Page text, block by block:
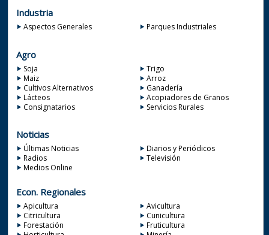
Industria
Aspectos Generales Parques Industriales
Agro
Soja
Trigo
Maiz
Arroz
Cultivos Alternativos
Ganadería
Lácteos
Acopiadores de Granos
Consignatarios
Servicios Rurales
Noticias
Últimas Noticias
Diarios y Periódicos
Radios
Televisión
Medios Online
Econ. Regionales
Apicultura
Avicultura
Citricultura
Cunicultura
Forestación
Fruticultura